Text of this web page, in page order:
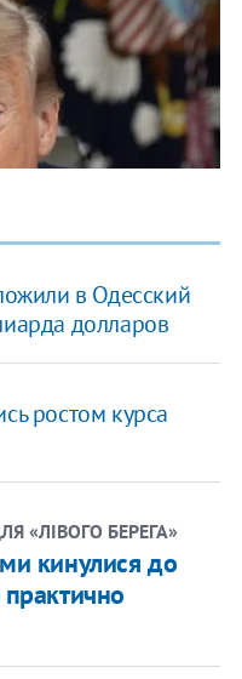
в Одесский
долларов
ростом курса
«ЛІВОГО БЕРЕГА»
кинулися до